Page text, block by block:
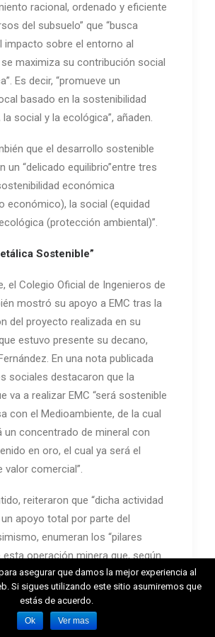
racional, ordenado y eficiente
del subsuelo” que “busca
impacto sobre el entorno al
maximiza su contribución social
Es decir, “promueve un
basado en la sostenibilidad
social y la ecológica”, añaden.
que el desarrollo sostenible
un “delicado equilibrio”entre tres
económica
económico), la social (equidad
(protección ambiental)”.
Sostenible”
el Colegio Oficial de Ingenieros de
mostró su apoyo a EMC tras la
del proyecto realizada en su
estuvo presente su decano,
En una nota publicada
sociales destacaron que la
va a realizar EMC “será sostenible
con el Medioambiente, de la cual
un concentrado de mineral con
en oro, el cual ya será el
valor comercial”.
reiteraron que “dicha actividad
apoyo total por parte del
enumeran los “pilares
esta operación minera que, según
“deposición de agua limpia al
de un emisario que garantizará la
las aguas subterráneas,
progresiva con relleno total, plan
asegurar que damos la mejor experiencia al
Si sigues utilizando este sitio asumiremos que
estás de acuerdo.
Ok Ver mas